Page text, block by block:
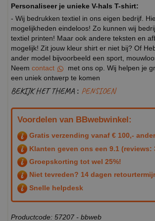
Personaliseer je unieke V-hals T-shirt:
- Wij bedrukken textiel in ons eigen bedrijf.
mogelijkheden eindeloos! Zo kunnen wij
textiel printen! Maar ook andere teksten en
mogelijk! Zit jouw kleur shirt er niet bij? Of
ander model bijvoorbeeld een sport,
Neem contact
met ons op. Wij helpen je
een uniek ontwerp te komen
BEKIJK HET THEMA : PENSIOEN
Voordelen van BBwebwinkel:
Gratis verzending vanaf € 100,-
Klanten geven ons een 9.1 (reviews:
Groepskorting tot wel 25%!
Niet tevreden? 14 dagen
Snelle helpdesk
Productcode: 57207 - bbweb